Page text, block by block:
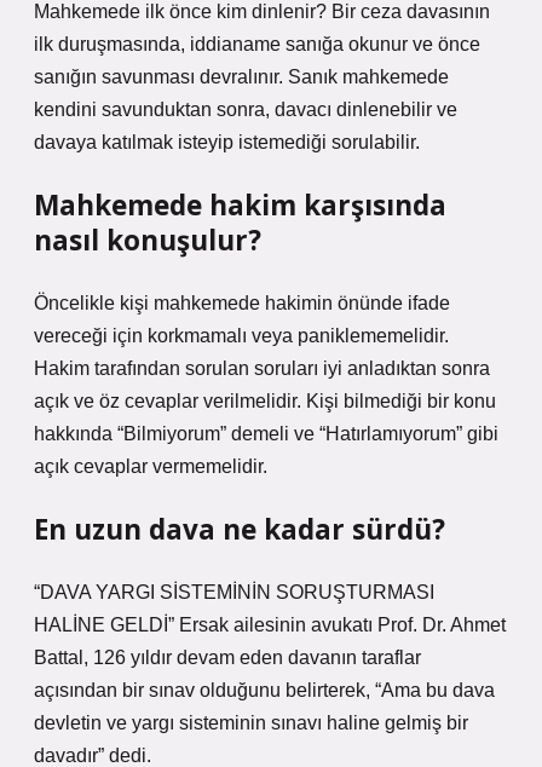
Mahkemede ilk önce kim dinlenir? Bir ceza davasının
ilk duruşmasında, iddianame sanığa okunur ve önce
sanığın savunması devralınır. Sanık mahkemede
kendini savunduktan sonra, davacı dinlenebilir ve
davaya katılmak isteyip istemediği sorulabilir.
Mahkemede hakim karşısında
nasıl konuşulur?
Öncelikle kişi mahkemede hakimin önünde ifade
vereceği için korkmamalı veya paniklememelidir.
Hakim tarafından sorulan soruları iyi anladıktan sonra
açık ve öz cevaplar verilmelidir. Kişi bilmediği bir konu
hakkında “Bilmiyorum” demeli ve “Hatırlamıyorum” gibi
açık cevaplar vermemelidir.
En uzun dava ne kadar sürdü?
“DAVA YARGI SİSTEMİNİN SORUŞTURMASI
HALİNE GELDİ” Ersak ailesinin avukatı Prof. Dr. Ahmet
Battal, 126 yıldır devam eden davanın taraflar
açısından bir sınav olduğunu belirterek, “Ama bu dava
devletin ve yargı sisteminin sınavı haline gelmiş bir
davadır” dedi.